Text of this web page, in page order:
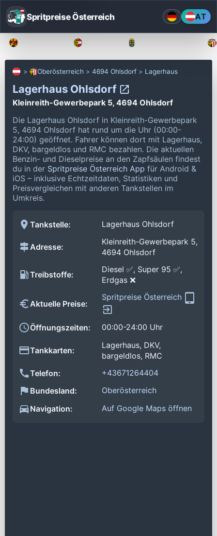
Spritpreise Österreich AT
Oberösterreich 4694 Ohlsdorf Lagerhaus
Lagerhaus Ohlsdorf
Kleinreith-Gewerbepark 5, 4694 Ohlsdorf
Die Lagerhaus Ohlsdorf in Kleinreith-Gewerbepark
5, 4694 Ohlsdorf hat rund um die Uhr (00:00-
24:00) geöffnet. Fahrer können dort mit Lagerhaus,
DKV, bargeldlos und RMC bezahlen. Die aktuellen
Benzin- und Dieselpreise an den Zapfsäulen findest
du in der Spritpreise Österreich App für Android &
iOS – inklusive Echtzeitdaten, Statistiken und
Preisvergleichen mit anderen Tankstellen im
Umkreis.
Tankstelle: Lagerhaus Ohlsdorf
Adresse:
Kleinreith-Gewerbepark 5,
4694 Ohlsdorf
Treibstoffe:
Diesel ✅, Super 95 ✅,
Erdgas ❌
Aktuelle Preise:
Spritpreise Österreich
Öffnungszeiten: 00:00-24:00 Uhr
Tankkarten:
Lagerhaus, DKV,
bargeldlos, RMC
Telefon:
+43671264404
Bundesland:
Oberösterreich
Navigation:
Auf Google Maps öffnen